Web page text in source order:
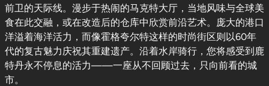
前卫的天际线。漫步于热闹的马克特大厅，当地风味与全球美
食在此交融，或在改造后的仓库中欣赏前沿艺术。庞大的港口
洋溢着海洋活力，而像霍格夸尔特这样的时尚街区则以60年
代的复古魅力庆祝其重建遗产。沿着水岸骑行，您将感受到鹿
特丹永不停息的活力——一座从不回顾过去，只向前看的城
市。